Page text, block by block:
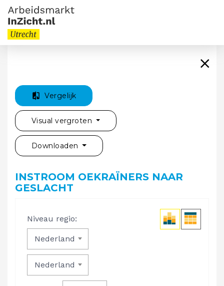
Vergelijk
Visual vergroten
Downloaden
INSTROOM OEKRAÏNERS NAAR
GESLACHT